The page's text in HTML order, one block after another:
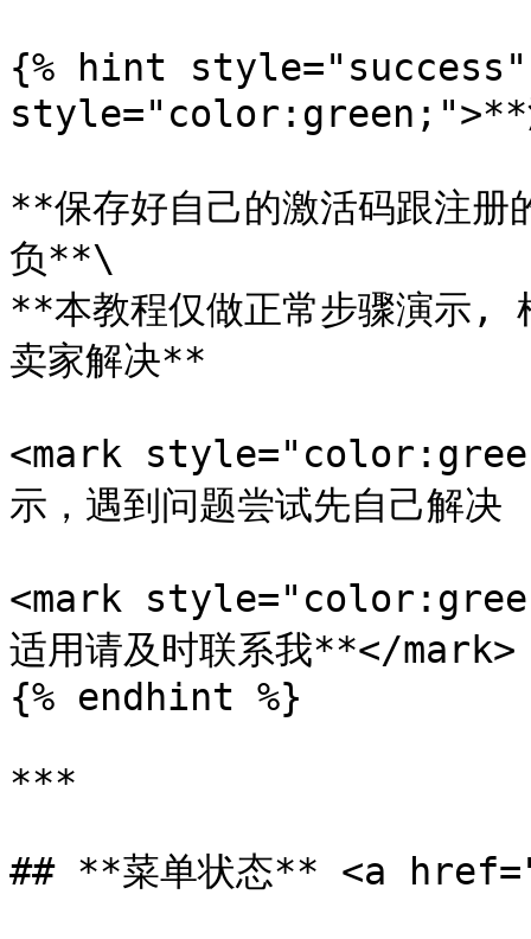
{% hint style="success"
style="color:green;">**
**保存好自己的激活码跟注
负**\
**本教程仅做正常步骤演示,
卖家解决**
<mark
示，遇到问题尝试先自己
<mark
适用请及时联系我**</mark>
{% endhint %}
***
## **菜单状态** <a